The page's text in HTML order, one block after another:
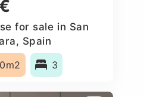
for sale in San
Spain
3